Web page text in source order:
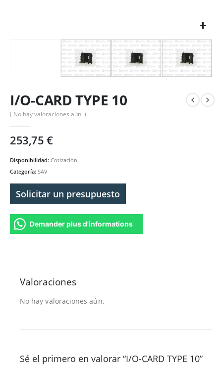
I/O-CARD TYPE 10
( No hay valoraciones aún. )
253,75€
Disponibilidad: Cotización
Categoría: SAV
Solicitar un presupuesto
Demander plus d'informations
Valoraciones
No hay valoraciones aún.
Sé el primero en valorar “I/O-CARD TYPE 10”